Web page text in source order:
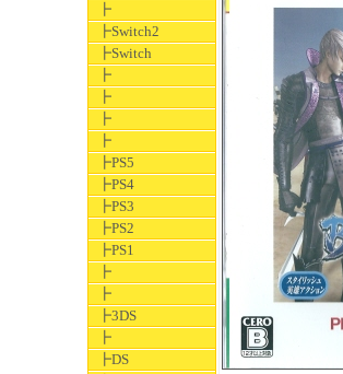
┣
┣Switch2
┣Switch
┣
┣
┣
┣
┣PS5
┣PS4
┣PS3
┣PS2
┣PS1
┣
┣
┣3DS
┣
┣DS